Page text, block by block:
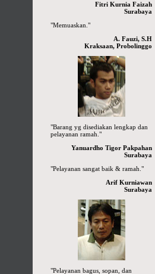
Fitri Kurnia Faizah
Surabaya
"Memuaskan."
A. Fauzi, S.H
Kraksaan, Probolinggo
"Barang yg disediakan lengkap dan
pelayanan ramah."
Yanuardho Tigor Pakpahan
Surabaya
"Pelayanan sangat baik & ramah."
Arif Kurniawan
Surabaya
"Pelayanan bagus, sopan, dan